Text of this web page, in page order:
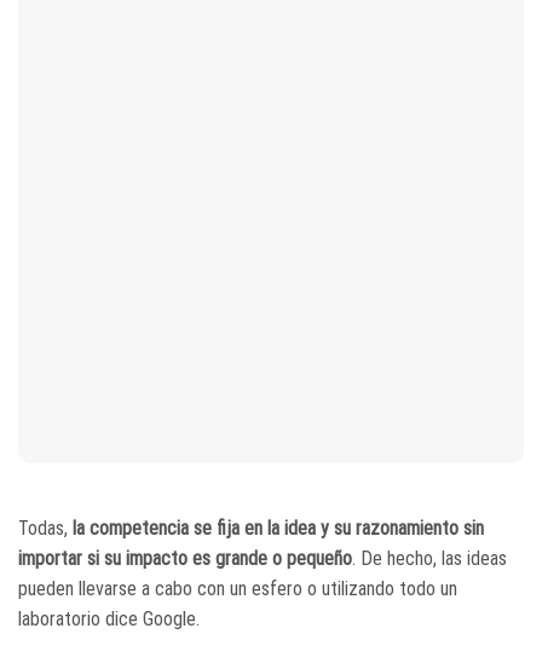
Todas, la competencia se fija en la idea y su razonamiento sin
importar si su impacto es grande o pequeño. De hecho, las ideas
pueden llevarse a cabo con un esfero o utilizando todo un
laboratorio dice Google.